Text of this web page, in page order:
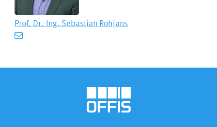
Prof. Dr.-Ing. Sebastian Rohjans